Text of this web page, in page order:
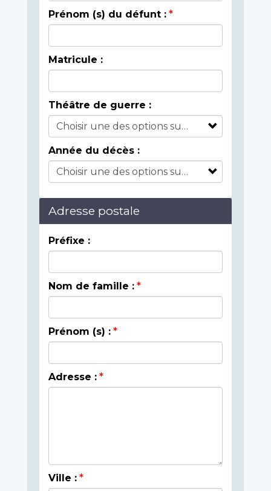
Prénom (s) du défunt :
Matricule :
Théâtre de guerre :
Année du décès :
Adresse postale
Préfixe :
Nom de famille :
Prénom (s) :
Adresse :
Ville :